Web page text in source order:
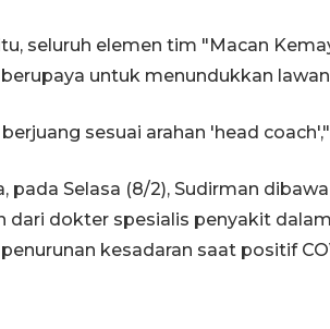
seluruh elemen tim "Macan
untuk menundukkan
sesuai arahan 'head
pada Selasa (8/2), Sudirman
dari dokter spesialis penyakit
kesadaran saat positif